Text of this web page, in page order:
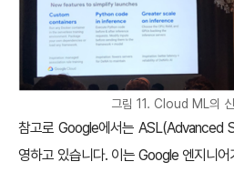
그림 11. Cloud ML의
참고로 Google에서는 ASL(Advanced
영하고 있습니다. 이는 Google 엔지니